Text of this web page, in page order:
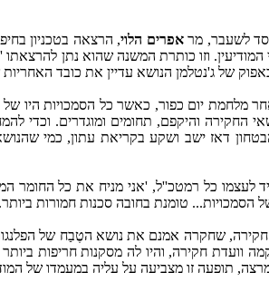
לשעבר, מראפרים הלוי, הרצאה בטכניון
המודיעין. וזו כותרת המשנה שהוא נתן
של ג'נטלמן הנושא עדיין את כובד
מלחמת יום כפור, כאשר כל הסמכויות היו
החקירה והיקפם, תחומים ומוגדרים. וכדי
דאז ישב ושקע בקריאת עתון, כמי
לעצמו כל רמטכ''ל, 'אני מניח את כל החומר
טומנת בחובה סכנות חמורות
שחקרה אמנם את נושא הטֶבַח של
וועדת חקירה, והיו לה מסקנות חריפות
תופעה זו מצביעה על עליה במעמדו של